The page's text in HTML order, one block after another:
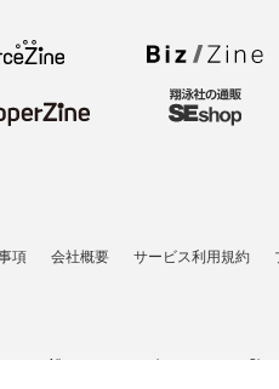
項 会社概要 サービス利用規約
All contents copyright © 2007-2026